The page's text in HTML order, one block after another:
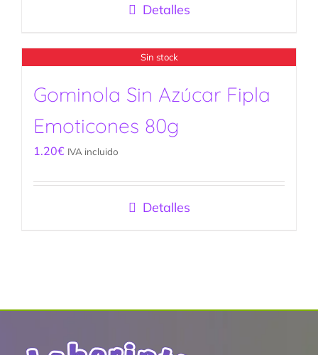
Detalles
Sin stock
Gominola Sin Azúcar Fipla
Emoticones 80g
1.20€ IVA incluido
Detalles